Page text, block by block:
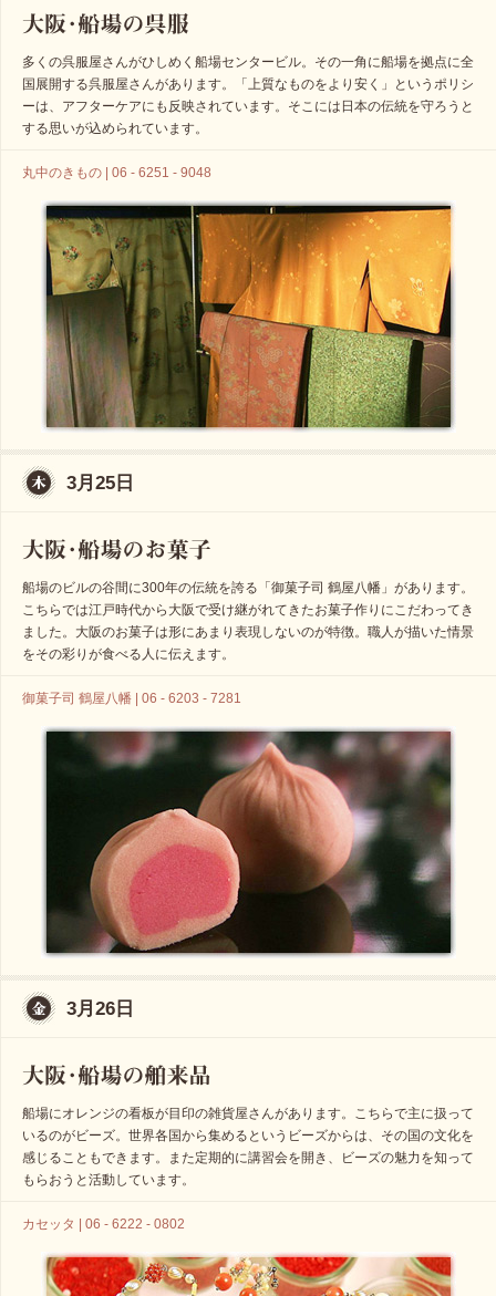
多くの呉服屋さんがひしめく船場センタービル。その一角に船場を拠点に全
国展開する呉服屋さんがあります。「上質なものをより安く」というポリシ
ーは、アフターケアにも反映されています。そこには日本の伝統を守ろうと
する思いが込められています。
丸中のきもの | 06 - 6251 - 9048
3月25日
船場のビルの谷間に300年の伝統を誇る「御菓子司 鶴屋八幡」があります。
こちらでは江戸時代から大阪で受け継がれてきたお菓子作りにこだわってき
ました。大阪のお菓子は形にあまり表現しないのが特徴。職人が描いた情景
をその彩りが食べる人に伝えます。
御菓子司 鶴屋八幡 | 06 - 6203 - 7281
3月26日
船場にオレンジの看板が目印の雑貨屋さんがあります。こちらで主に扱って
いるのがビーズ。世界各国から集めるというビーズからは、その国の文化を
感じることもできます。また定期的に講習会を開き、ビーズの魅力を知って
もらおうと活動しています。
カセッタ | 06 - 6222 - 0802